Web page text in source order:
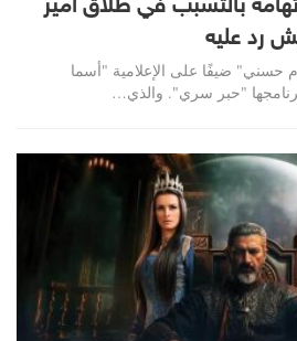
بالتسبب في طلاق أمير
رد عليه
حسني" ضيفًا على الإعلامية "أسما
"حبر سري". والذي…